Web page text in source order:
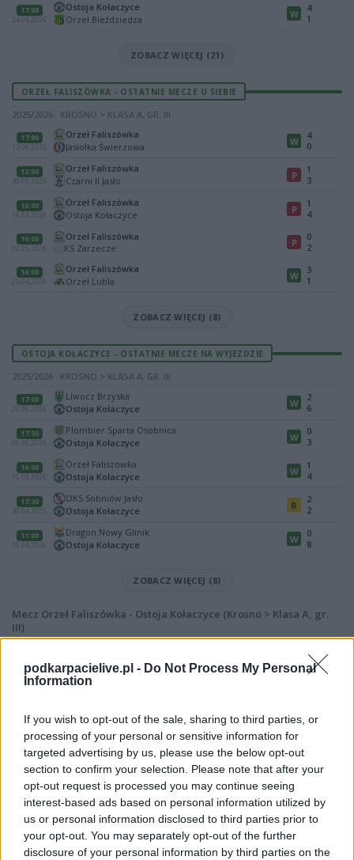
podkarpacielive.pl - Do Not Process My Personal
Information
If you wish to opt-out of the sale, sharing to third parties, or
processing of your personal or sensitive information for
targeted advertising by us, please use the below opt-out
section to confirm your selection. Please note that after your
opt-out request is processed you may continue seeing
interest-based ads based on personal information utilized by
us or personal information disclosed to third parties prior to
your opt-out. You may separately opt-out of the further
disclosure of your personal information by third parties on the
17:00
24.05.2026
Ostoja Kołaczyce
Orzeł Bieździedza
W
4
1
ZOBACZ WIĘCEJ (21)
ORZEŁ FALISZÓWKA - OSTATNIE MECZE U SIEBIE
2025/2026 · KROSNO > KLASA A, GR. III
17:00
13.06.2026
Orzeł Faliszówka
Jasiołka Świerzowa
W
4
0
12:00
30.05.2026
Orzeł Faliszówka
Czarni II Jasło
P
1
3
16:00
16.05.2026
Orzeł Faliszówka
Ostoja Kołaczyce
P
1
4
16:00
02.05.2026
Orzeł Faliszówka
KS Zarzecze
P
0
2
16:00
25.04.2026
Orzeł Faliszówka
Orzeł Lubla
W
3
1
ZOBACZ WIĘCEJ (8)
OSTOJA KOŁACZYCE - OSTATNIE MECZE NA WYJEZDZIE
2025/2026 · KROSNO > KLASA A, GR. III
17:00
20.06.2026
Liwocz Brzyska
Ostoja Kołaczyce
W
2
6
17:30
06.06.2026
Plombier Sparta Osobnica
Ostoja Kołaczyce
W
0
3
16:00
16.05.2026
Orzeł Faliszówka
Ostoja Kołaczyce
W
1
4
17:30
30.04.2026
OKS Sobniów Jasło
Ostoja Kołaczyce
R
2
2
11:00
19.04.2026
Dragon Nowy Glinik
Ostoja Kołaczyce
W
0
8
ZOBACZ WIĘCEJ (8)
Mecz Orzeł Faliszówka - Ostoja Kołaczyce (Krosno > Klasa A, gr.
III)
zostanie w ramach Krosno > Klasa A, gr. III (21. kolejki - Krosno > Klasa A,
gr. III).
bramek, kartki, składy, statystyki i informacje o przebiegu
spotkania. To kompletne źródło danych dla kibiców i pasjonatów
lokalnej piłki nożnej. Jeżeli aktualnie nie widzisz tutaj danych z pewnością
pracujemy nad tym żeby je uzupełnić.
Wynik meczu Orzeł Faliszówka vs Ostoja Kołaczyce
Po zakończeniu spotkania automatycznie publikujemyoficjalny wynik
spotkania, a także dane meczowe, jeśli są dostępne.
Pełny harmonogram rozgrywek dostępny jest tutaj:Krosno > Klasa A,
gr. III - terminarz.